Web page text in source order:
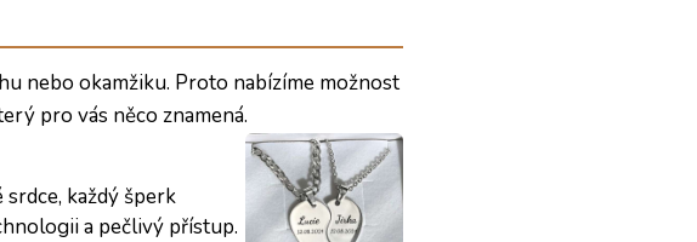
nebo okamžiku. Proto nabízíme možnost
pro vás něco znamená.
každý šperk
a pečlivý přístup.